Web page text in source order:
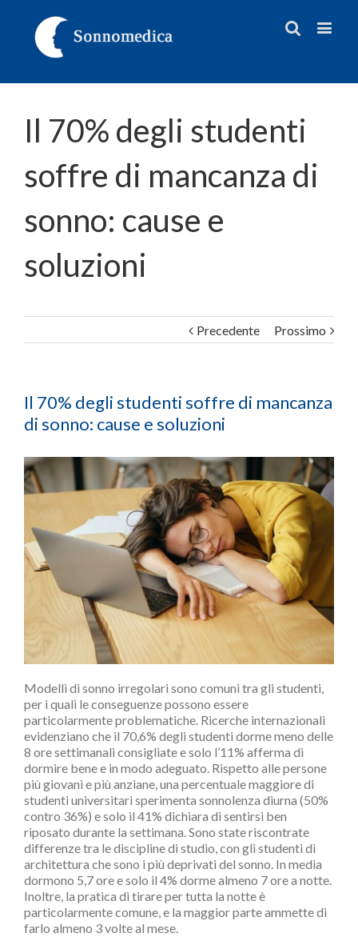
Il 70% degli studenti
soffre di mancanza di
sonno: cause e
soluzioni
Precedente Prossimo
Il 70% degli studenti soffre di mancanza
di sonno: cause e soluzioni
Modelli di sonno irregolari sono comuni tra gli studenti,
per i quali le conseguenze possono essere
particolarmente problematiche. Ricerche internazionali
evidenziano che il 70,6% degli studenti dorme meno delle
8 ore settimanali consigliate e solo l’11% afferma di
dormire bene e in modo adeguato. Rispetto alle persone
più giovani e più anziane, una percentuale maggiore di
studenti universitari sperimenta sonnolenza diurna (50%
contro 36%) e solo il 41% dichiara di sentirsi ben
riposato durante la settimana. Sono state riscontrate
differenze tra le discipline di studio, con gli studenti di
architettura che sono i più deprivati del sonno. In media
dormono 5,7 ore e solo il 4% dorme almeno 7 ore a notte.
Inoltre, la pratica di tirare per tutta la notte è
particolarmente comune, e la maggior parte ammette di
farlo almeno 3 volte al mese.